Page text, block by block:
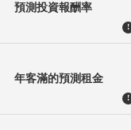
預測投資報酬率
!
年客滿的預測租金
!